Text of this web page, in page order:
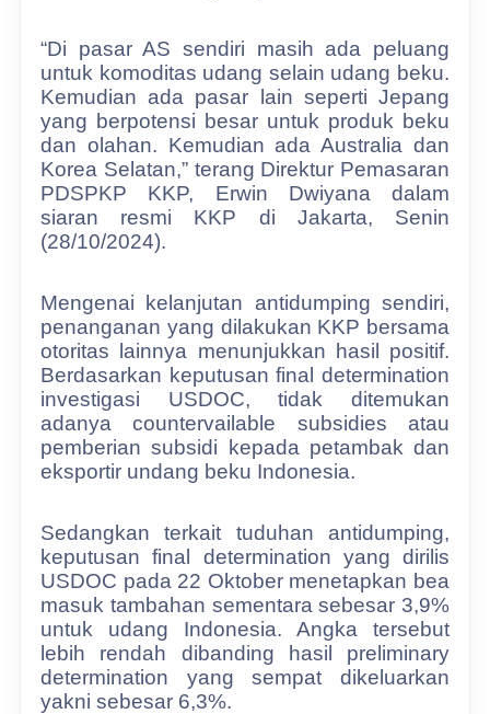
“Di pasar AS sendiri masih ada peluang
untuk komoditas udang selain udang beku.
Kemudian ada pasar lain seperti Jepang
yang berpotensi besar untuk produk beku
dan olahan. Kemudian ada Australia dan
Korea Selatan,” terang Direktur Pemasaran
PDSPKP KKP, Erwin Dwiyana dalam
siaran resmi KKP di Jakarta, Senin
(28/10/2024).
Mengenai kelanjutan antidumping sendiri,
penanganan yang dilakukan KKP bersama
otoritas lainnya menunjukkan hasil positif.
Berdasarkan keputusan final determination
investigasi USDOC, tidak ditemukan
adanya countervailable subsidies atau
pemberian subsidi kepada petambak dan
eksportir undang beku Indonesia.
Sedangkan terkait tuduhan antidumping,
keputusan final determination yang dirilis
USDOC pada 22 Oktober menetapkan bea
masuk tambahan sementara sebesar 3,9%
untuk udang Indonesia. Angka tersebut
lebih rendah dibanding hasil preliminary
determination yang sempat dikeluarkan
yakni sebesar 6,3%.